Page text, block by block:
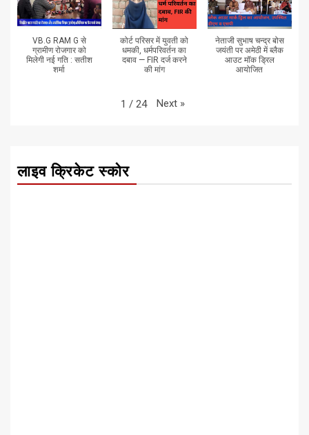
VB.G RAM G से
ग्रामीण रोजगार को
मिलेगी नई गति : सतीश
शर्मा
कोर्ट परिसर में युवती को
धमकी, धर्मपरिवर्तन का
दबाव — FIR दर्ज करने
की मांग
नेताजी सुभाष चन्द्र बोस
जयंती पर अमेठी में ब्लैक
आउट मॉक ड्रिल
आयोजित
1 / 24 Next »
लाइव क्रिकेट स्कोर